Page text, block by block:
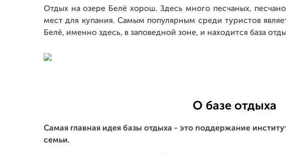
Отдых на озере Белё хорош. Здесь много песчаных,
мест для купания. Самым популярным среди туристов
Белё, именно здесь, в заповедной зоне, и находится база
О базе отдыха
Самая главная идея базы отдыха - это поддержание
семьи.